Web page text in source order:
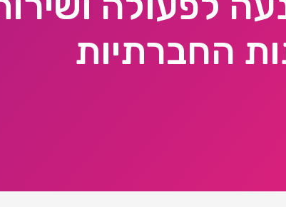
החברתיות